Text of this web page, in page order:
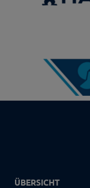
ÜBERSICHT